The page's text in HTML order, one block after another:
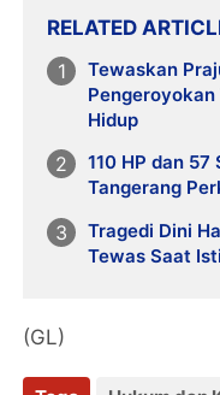
RELATED
Tewaskan
Hidup
110 HP dan 57
Tangerang
Tragedi Dini
Tewas Saat
(GL)